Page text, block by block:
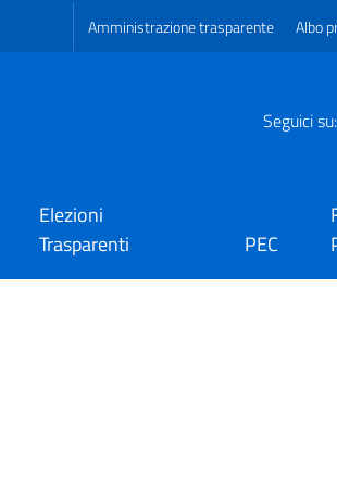
Amministrazione trasparente Albo
Seguici su:
Elezioni
Trasparenti
PEC